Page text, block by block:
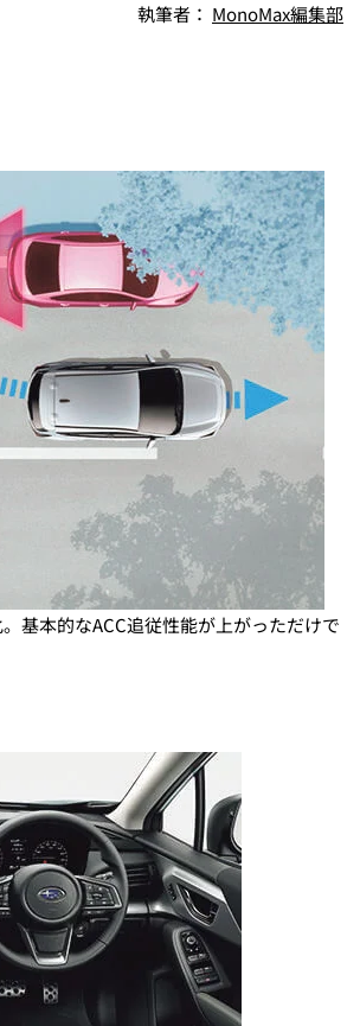
執筆者： MonoMax編集部
基本的なACC追従性能が上がっただけで